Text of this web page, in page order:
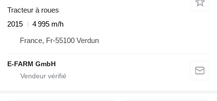
Tracteur à roues
2015
4 995 m/h
France, Fr-55100 Verdun
E-FARM GmbH